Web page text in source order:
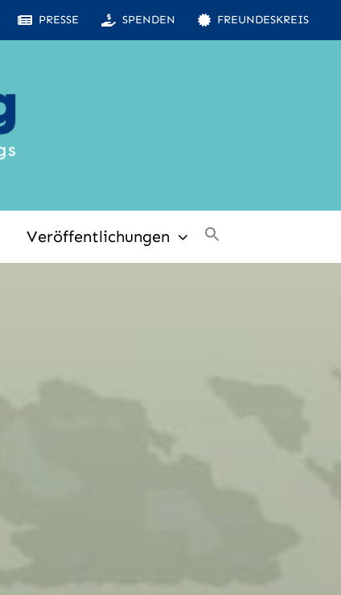
PRESSE SPENDEN FREUNDESKREIS
Veröffentlichungen